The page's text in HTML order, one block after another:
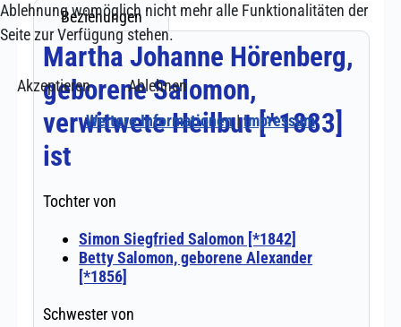
Ablehnung womöglich nicht mehr alle Funktionalitäten der
Seite zur Verfügung stehen.
Akzeptieren
Ablehnen
Weitere Informationen|Impressum